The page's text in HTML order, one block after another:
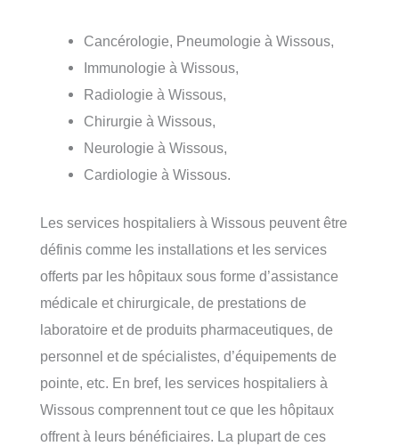
Cancérologie, Pneumologie à Wissous,
Immunologie à Wissous,
Radiologie à Wissous,
Chirurgie à Wissous,
Neurologie à Wissous,
Cardiologie à Wissous.
Les services hospitaliers à Wissous peuvent être
définis comme les installations et les services
offerts par les hôpitaux sous forme d’assistance
médicale et chirurgicale, de prestations de
laboratoire et de produits pharmaceutiques, de
personnel et de spécialistes, d’équipements de
pointe, etc. En bref, les services hospitaliers à
Wissous comprennent tout ce que les hôpitaux
offrent à leurs bénéficiaires. La plupart de ces